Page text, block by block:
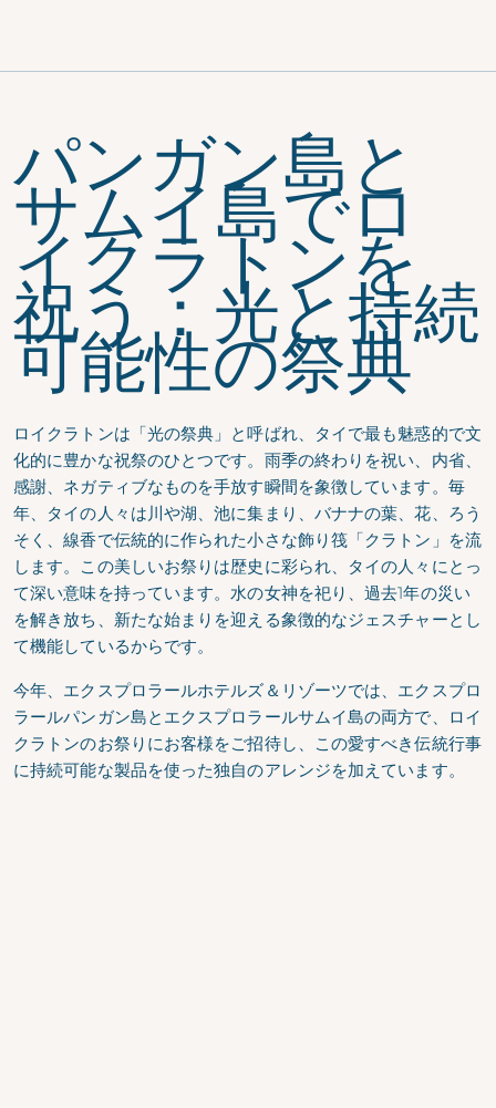
パンガン島と
サムイ島でロ
イクラトンを
祝う：光と持続
可能性の祭典
ロイクラトンは「光の祭典」と呼ばれ、タイで最も魅惑的で文
化的に豊かな祝祭のひとつです。雨季の終わりを祝い、内省、
感謝、ネガティブなものを手放す瞬間を象徴しています。毎
年、タイの人々は川や湖、池に集まり、バナナの葉、花、ろう
そく、線香で伝統的に作られた小さな飾り筏「クラトン」を流
します。この美しいお祭りは歴史に彩られ、タイの人々にとっ
て深い意味を持っています。水の女神を祀り、過去1年の災い
を解き放ち、新たな始まりを迎える象徴的なジェスチャーとし
て機能しているからです。
今年、エクスプロラールホテルズ＆リゾーツでは、エクスプロ
ラールパンガン島とエクスプロラールサムイ島の両方で、ロイ
クラトンのお祭りにお客様をご招待し、この愛すべき伝統行事
に持続可能な製品を使った独自のアレンジを加えています。